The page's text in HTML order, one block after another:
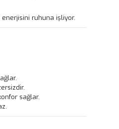
enerjisini ruhuna işliyor.
sağlar.